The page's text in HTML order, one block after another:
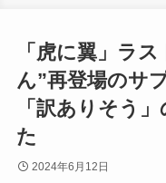
「虎に翼」ラ
ん”再登場のサ
「訳ありそう
た
2024年6月12日